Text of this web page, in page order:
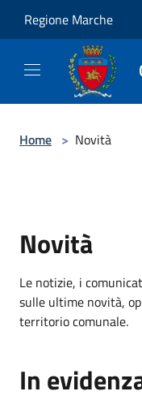
Regione Marche
Home > Novità
Novità
Le notizie, i
sulle ultime novità,
territorio comunale.
In